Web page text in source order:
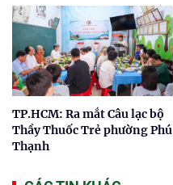
TP.HCM: Ra mắt Câu lạc bộ
Thầy Thuốc Trẻ phường Phú
Thạnh